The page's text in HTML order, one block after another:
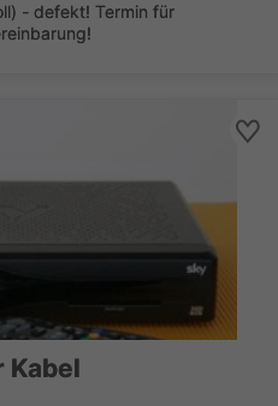
- defekt! Termin für
Kabel